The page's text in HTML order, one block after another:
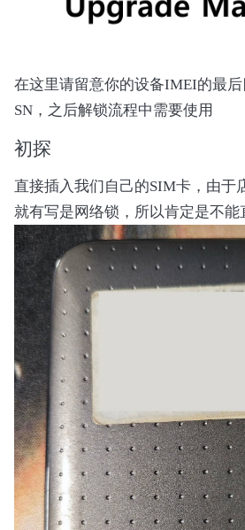
在这里请留意你的设备IMEI的最
SN，之后解锁流程中需要使用
初探
直接插入我们自己的SIM卡，由于
就有写是网络锁，所以肯定是不能